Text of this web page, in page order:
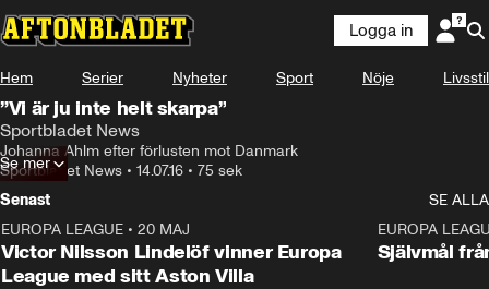
Logga in
Hem Serier Nyheter Sport Nöje Livsstil
”Vi är ju inte helt skarpa”
Sportbladet News
Johanna Ahlm efter förlusten mot Danmark
Sportbladet News • 14.07.16 • 75 sek
Se mer
Senast
SE ALLA
EUROPA LEAGUE • 20 MAJ
Victor Nilsson Lindelöf vinner Europa
League med sitt Aston Villa
EUROPA
Självmål